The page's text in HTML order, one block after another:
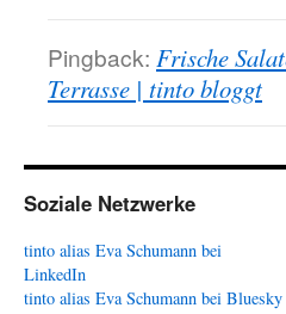
Pingback: Frische
Terrasse | tinto bloggt
Soziale Netzwerke
tinto alias Eva Schumann bei
LinkedIn
tinto alias Eva Schumann bei Bluesky